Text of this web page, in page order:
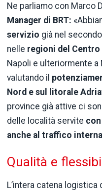
Ne parliamo con Marco
Manager di BRT:
servizio già nel
nelle regioni del Centro
Napoli e ulteriormente a
valutando il
Nord e sul litorale
province già attive ci
delle località servite
anche al traffico
Qualità e
L’intera catena